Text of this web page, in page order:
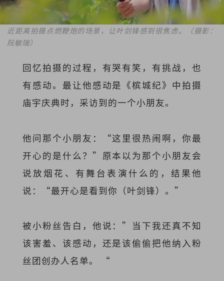
近距离拍摄点燃鞭炮的场景，让叶剑锋感到很焦虑。（摄影：
阮敏瑞）
回忆拍摄的过程，有哭有笑，有挑战，也
有感动。最让他感动是《槟城纪》中拍摄
庙宇庆典时，采访到的一个小朋友。
他问那个小朋友：“这里很热闹啊，你最
开心的是什么？”原本以为那个小朋友会
说放烟花、有舞台表演什么的，结果他
说：“最开心是看到你（叶剑锋）。”
被小粉丝告白，他说：”当下我还真不知
该害羞、该感动，还是该偷偷把他纳入粉
丝团创办人名单。 “